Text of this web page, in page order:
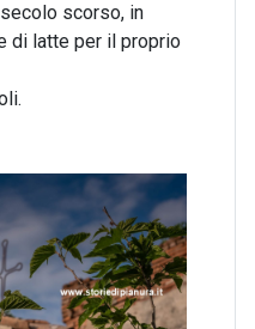
scorso, in
di latte per il proprio